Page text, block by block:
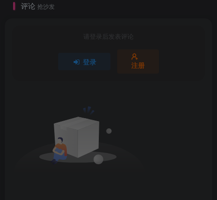
评论 抢沙发
请登录后发表评论
登录 注册